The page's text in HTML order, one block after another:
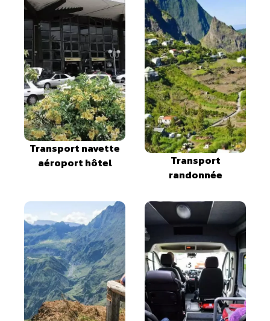
Transport navette
aéroport hôtel
Transport
randonnée